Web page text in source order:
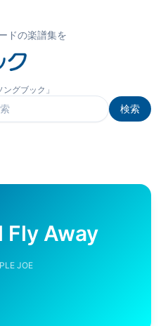
ドの楽譜集を
グブック」
検索
Fly Away
JOE